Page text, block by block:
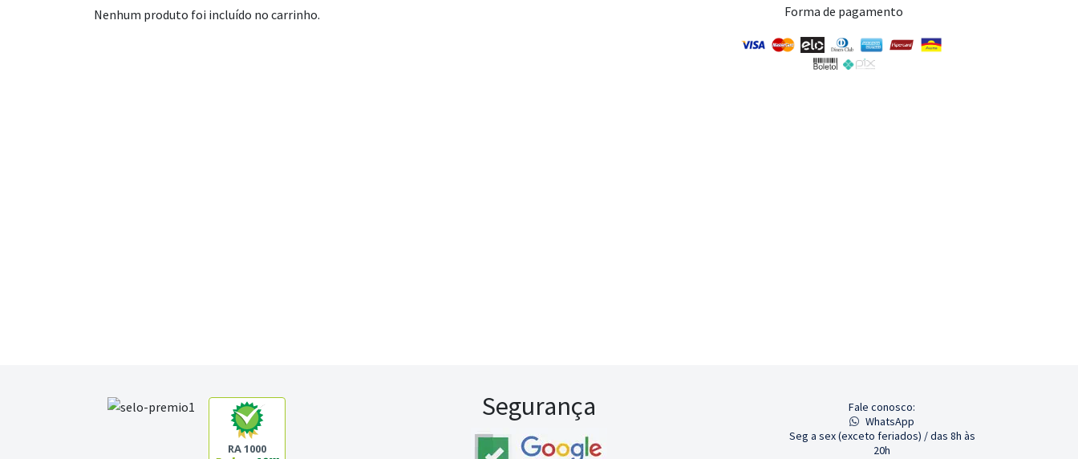
Nenhum produto foi incluído no carrinho. Forma de pagamento
RA 1000
Segurança
Fale conosco:
WhatsApp
Seg a sex (exceto feriados) / das 8h às
20h